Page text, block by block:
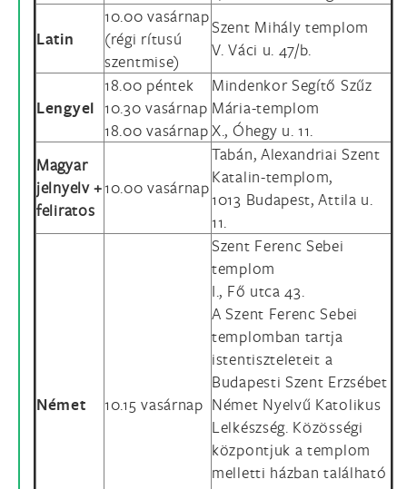
Latin
10.00 vasárnap
(régi rítusú
szentmise)
Szent Mihály templom
V. Váci u. 47/b.
Lengyel
18.00 péntek
10.30 vasárnap
18.00 vasárnap
Mindenkor Segítő Szűz
Mária-templom
X., Óhegy u. 11.
Magyar
jelnyelv +
feliratos
10.00 vasárnap
Tabán, Alexandriai Szent
Katalin-templom,
1013 Budapest, Attila u.
11.
Német 10.15 vasárnap
Szent Ferenc Sebei
templom
I., Fő utca 43.
A Szent Ferenc Sebei
templomban tartja
istentiszteleteit a
Budapesti Szent Erzsébet
Német Nyelvű Katolikus
Lelkészség. Közösségi
központjuk a templom
melletti házban található